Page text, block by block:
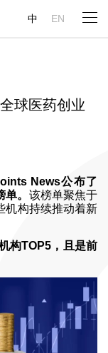
中 EN
球医药创业
News公布了
。 该榜单聚焦于
机构持续推动着新
构TOP5，且是前